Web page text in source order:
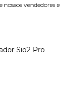
vendedores e
Sio2 Pro